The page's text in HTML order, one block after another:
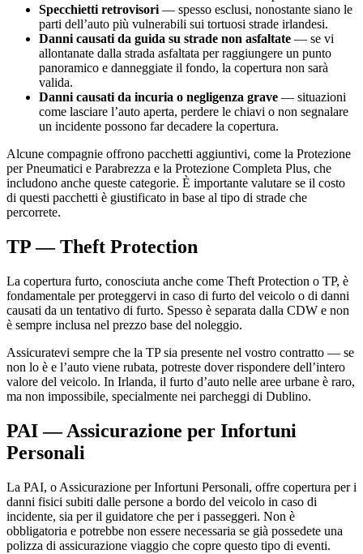
Specchietti retrovisori— spesso esclusi, nonostante siano le
parti dell’auto più vulnerabili sui tortuosi strade irlandesi.
Danni causati da guida su strade non asfaltate — se vi
allontanate dalla strada asfaltata per raggiungere un punto
panoramico e danneggiate il fondo, la copertura non sarà
valida.
Danni causati da incuria o negligenza grave — situazioni
come lasciare l’auto aperta, perdere le chiavi o non segnalare
un incidente possono far decadere la copertura.
Alcune compagnie offrono pacchetti aggiuntivi, come la Protezione
per Pneumatici e Parabrezza e la Protezione Completa Plus, che
includono anche queste categorie. È importante valutare se il costo
di questi pacchetti è giustificato in base al tipo di strade che
percorrete.
TP — Theft Protection
La copertura furto, conosciuta anche come Theft Protection o TP, è
fondamentale per proteggervi in caso di furto del veicolo o di danni
causati da un tentativo di furto. Spesso è separata dalla CDW e non
è sempre inclusa nel prezzo base del noleggio.
Assicuratevi sempre che la TP sia presente nel vostro contratto — se
non lo è e l’auto viene rubata, potreste dover rispondere dell’intero
valore del veicolo. In Irlanda, il furto d’auto nelle aree urbane è raro,
ma non impossibile, specialmente nei parcheggi di Dublino.
PAI — Assicurazione per Infortuni
Personali
La PAI, o Assicurazione per Infortuni Personali, offre copertura per i
danni fisici subiti dalle persone a bordo del veicolo in caso di
incidente, sia per il guidatore che per i passeggeri. Non è
obbligatoria e potrebbe non essere necessaria se già possedete una
polizza di assicurazione viaggio che copre questo tipo di eventi.